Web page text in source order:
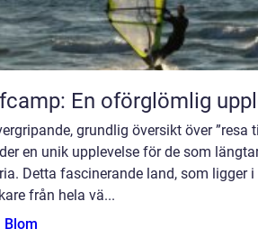
En oförglömlig
grundlig översikt över ”resa
en unik upplevelse för de som
Detta fascinerande land, som ligger
från hela vä...
Blom